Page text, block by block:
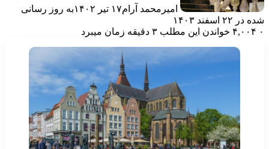
امیرمحمد آرام ۱۷ تیر ۱۴۰۲
به روز رسانی
در ۲۲ اسفند ۱۴۰۳
خواندن این مطلب ۳ دقیقه زمان میبرد